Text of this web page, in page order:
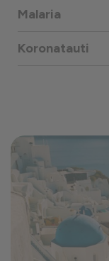
Malaria
Koronatauti